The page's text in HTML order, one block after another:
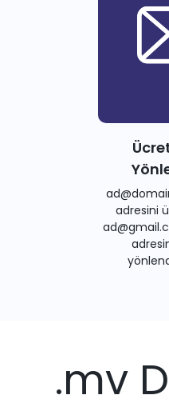
adresini
.mv